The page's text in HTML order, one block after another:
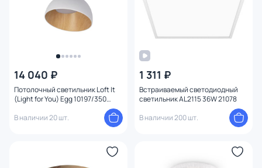
14 040 ₽
Потолочный светильник Loft It
(Light for You) Egg 10197/350
В наличии 20 шт.
1 311 ₽
Встраиваемый светодиодный
светильник AL2115 36W 21078
В наличии 200 шт.
Вид лампы
Цвет свечения
Тип помещения